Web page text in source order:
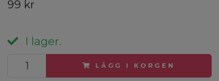
99 kr
I lager.
LÄGG I KORGEN